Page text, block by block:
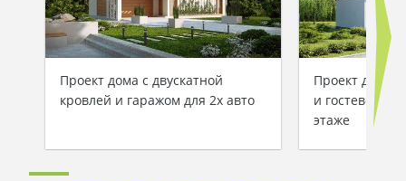
Проект дома с двускатной
кровлей и гаражом для 2х авто
Проект дома
и гостевой
этаже